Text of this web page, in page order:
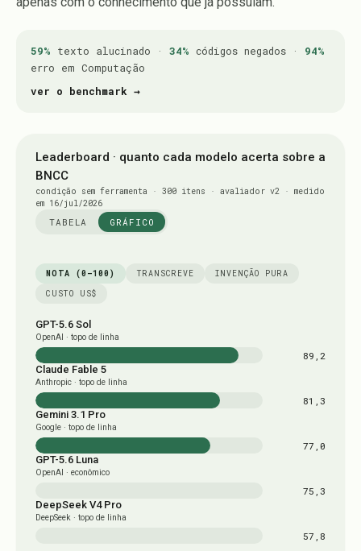
59% texto alucinado · 34% códigos negados · 94%
erro em Computação
ver o benchmark →
Leaderboard · quanto cada modelo acerta sobre a
BNCC
condição sem ferramenta · 300 itens · avaliador v2 · medido
em 16/jul/2026
TABELA GRÁFICO
NOTA (0–100) TRANSCREVE
INVENÇÃO PURA
CUSTO US$
GPT-5.6 Sol
OpenAI · topo de linha
89,2
Claude Fable 5
Anthropic · topo de linha
81,3
Gemini 3.1 Pro
Google · topo de linha
77,0
GPT-5.6 Luna
OpenAI · econômico
75,3
DeepSeek V4 Pro
DeepSeek · topo de linha
57,8